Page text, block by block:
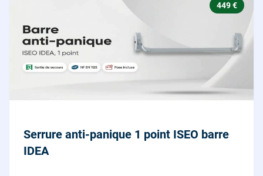
449 €
Serrure anti-panique 1 point ISEO barre
IDEA